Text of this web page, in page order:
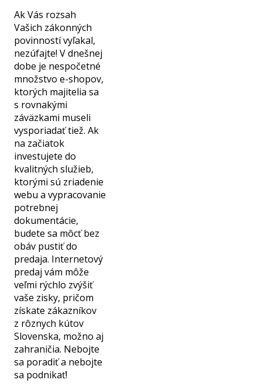
Ak Vás rozsah
Vašich zákonných
povinností vyľakal,
nezúfajte! V dnešnej
dobe je nespočetné
množstvo e-shopov,
ktorých majitelia sa
s rovnakými
záväzkami museli
vysporiadať tiež. Ak
na začiatok
investujete do
kvalitných služieb,
ktorými sú zriadenie
webu a vypracovanie
potrebnej
dokumentácie,
budete sa môcť bez
obáv pustiť do
predaja. Internetový
predaj vám môže
veľmi rýchlo zvýšiť
vaše zisky, pričom
získate zákazníkov
z rôznych kútov
Slovenska, možno aj
zahraničia. Nebojte
sa poradiť a nebojte
sa podnikať!